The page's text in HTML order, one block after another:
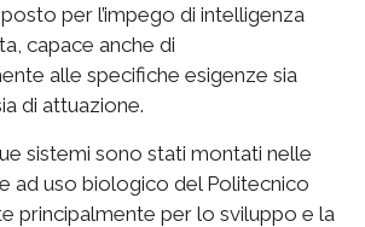
per l’impego di intelligenza
capace anche di
alle specifiche esigenze sia
di attuazione.
sistemi sono stati montati nelle
ad uso biologico del Politecnico
principalmente per lo sviluppo e la